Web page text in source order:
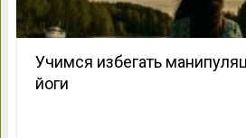
Учимся избегать
йоги